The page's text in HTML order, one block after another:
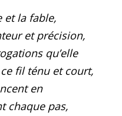
et la fable,
et précision,
qu’elle
fil ténu et court,
en
chaque pas,